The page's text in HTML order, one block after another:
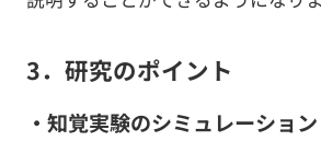
3．研究のポイント
・知覚実験のシミュレーション